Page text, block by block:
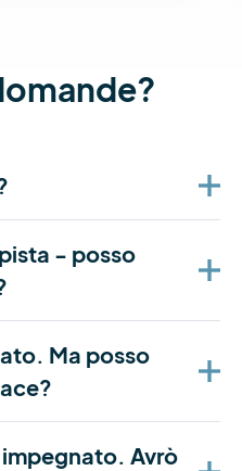
- posso
Ma posso
Avrò